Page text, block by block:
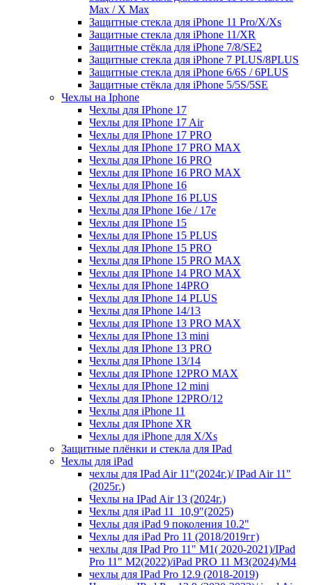
Max / X Max
Защитные стекла для iPhone 11 Pro/X/Xs
Защитные стекла для iPhone 11/XR
Защитные стёкла для iPhone 7/8/SE2
Защитные стекла для iPhone 7 PLUS/8PLUS
Защитные стекла для iPhone 6/6S / 6PLUS
Защитные стёкла для iPhone 5/5S/5SE
Чехлы на Iphone
Чехлы для IPhone 17
Чехлы для IPhone 17 Air
Чехлы для IPhone 17 PRO
Чехлы для IPhone 17 PRO MAX
Чехлы для IPhone 16 PRO
Чехлы для IPhone 16 PRO MAX
Чехлы для IPhone 16
Чехлы для IPhone 16 PLUS
Чехлы для IPhone 16e / 17e
Чехлы для IPhone 15
Чехлы для IPhone 15 PLUS
Чехлы для IPhone 15 PRO
Чехлы для IPhone 15 PRO MAX
Чехлы для IPhone 14 PRO MAX
Чехлы для IPhone 14PRO
Чехлы для IPhone 14 PLUS
Чехлы для IPhone 14/13
Чехлы для IPhone 13 PRO MAX
Чехлы для IPhone 13 mini
Чехлы для IPhone 13 PRO
Чехлы для IPhone 13/14
Чехлы для IPhone 12PRO MAX
Чехлы для IPhone 12 mini
Чехлы для IPhone 12PRO/12
Чехлы для iPhone 11
Чехлы для IPhone XR
Чехлы для iPhone для X/Xs
Защитные плёнки и стекла для IPad
Чехлы для iPad
чехлы для IPad Air 11"(2024г.)/ IPad Air 11"
(2025г.)
Чехлы на IPad Air 13 (2024г.)
Чехлы для iPad 11_10,9"(2025)
Чехлы для iPad 9 поколения 10.2"
Чехлы для iPad Pro 11 (2018/2019гг)
чехлы для IPad Pro 11" М1( 2020-2021)/IPad
Pro 11" М2(2022)/iPad PRO 11 M3(2024)/M4
чехлы для IPad Pro 12.9 (2018-2019)